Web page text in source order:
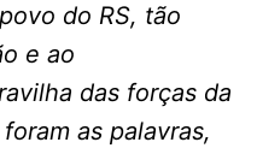
do RS, tão
e ao
das forças da
as palavras,